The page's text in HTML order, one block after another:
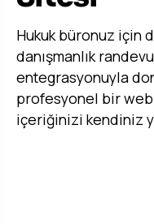
Hukuk büronuz için
danışmanlık
entegrasyonuyla
profesyonel bir
içeriğinizi kendiniz